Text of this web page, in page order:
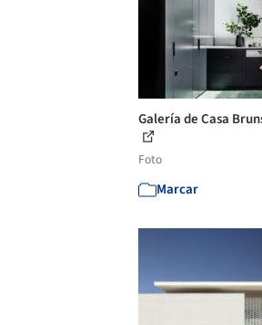
Galería de Casa
Foto
Marcar